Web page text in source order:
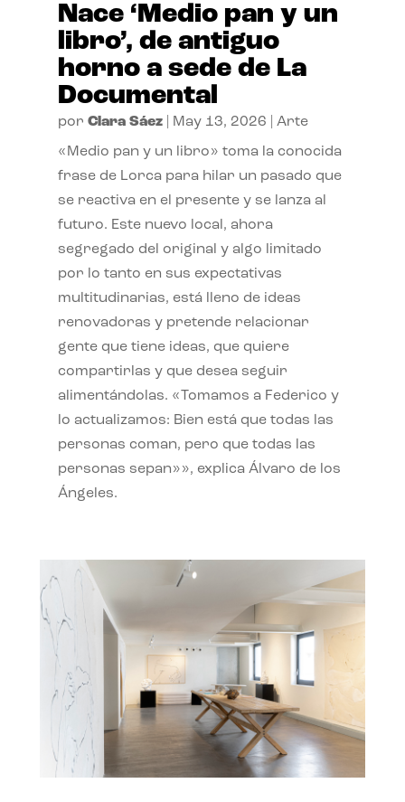
Nace ‘Medio pan y un
libro’, de antiguo
horno a sede de La
Documental
por Clara Sáez| May 13, 2026 Arte
«Medio pan y un libro» toma la conocida
frase de Lorca para hilar un pasado que
se reactiva en el presente y se lanza al
futuro. Este nuevo local, ahora
segregado del original y algo limitado
por lo tanto en sus expectativas
multitudinarias, está lleno de ideas
renovadoras y pretende relacionar
gente que tiene ideas, que quiere
compartirlas y que desea seguir
alimentándolas. «Tomamos a Federico y
lo actualizamos: Bien está que todas las
personas coman, pero que todas las
personas sepan»», explica Álvaro de los
Ángeles.